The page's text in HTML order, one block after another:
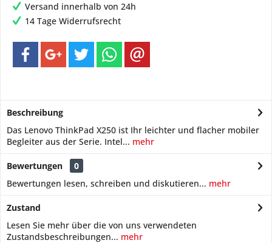
Versand innerhalb von 24h
14 Tage Widerrufsrecht
Beschreibung
Das Lenovo ThinkPad X250 ist Ihr leichter und flacher mobiler
Begleiter aus der Serie. Intel... mehr
Bewertungen
0
Bewertungen lesen, schreiben und diskutieren... mehr
Zustand
Lesen Sie mehr über die von uns verwendeten
Zustandsbeschreibungen... mehr